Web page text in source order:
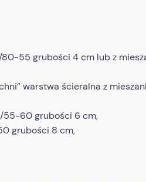
55 grubości 4 cm lub z
warstwa ścieralna z
55-60 grubości 6 cm,
grubości 8 cm,